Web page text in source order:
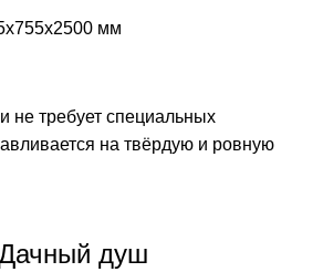
мм
не требует специальных
на твёрдую и ровную
душ